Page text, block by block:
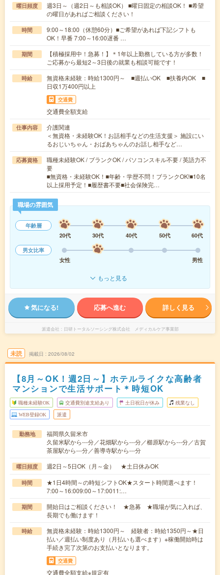
曜日頻度
週3日～（週2日～も相談OK） ■曜日固定の相談OK！ ■希望
の曜日があればご相談ください！
時間
9:00～18:00（休憩60分）■ご希望があれば下記シフトも
OK！早番 7:00～16:00遅番 …
期間
【積極採用中！急募！】＊1年以上勤務している方が多数！
ご応募から最短2～3日後の就業も相談可能です！
時給
無資格未経験：時給1300円～ ■週払いOK ■扶養内OK ■
日収1万400円以上
交通費
交通費全額支給
仕事内容
介護関連
＜無資格・未経験OK！お話相手などの生活支援＞ 施設にい
るおじいちゃん・おばあちゃんのお話し相手など…
応募資格
職種未経験OK / ブランクOK / パソコンスキル不要 / 英語力不
要
■無資格・未経験OK！■年齢・学歴不問！ブランクOK!■10名
以上採用予定！■履歴書不要■社会保険完…
職場の雰囲気
年齢層
20代
30代 40代 50代
60代
男女比率
女性
男性
もっと見る
気になる! 応募へ進む 詳しく見る
派遣会社 日研トータルソーシング株式会社 メディカルケア事業部
未読 掲載日 2026/08/02
【8月～OK！週2日～】ホテルライクな高齢者
マンションで生活サポート＊時短OK
職種未経験OK 交通費別途支給あり 土日祝日が休み 残業なし
WEB登録OK 派遣
勤務地
福岡県久留米市
久留米駅から---分／花畑駅から---分／櫛原駅から---分／古賀
茶屋駅から---分／善導寺駅から---分
曜日頻度 週2日～5日OK（月～金） ★土日休みOK
時間
★1日4時間～の時短シフトOK★スタート時間選べます！
7:00～16:009:00～17:0011:…
期間
開始日はご相談ください！ ★急募 ★職場が気に入れば、
長期でも働けます！
時給
無資格未経験：時給1300円～ 経験者：時給1350円～★日
払い／週払い制度あり（月払いも選べます）※稼働開始時は
手続き完了次第のお支払いとなります。
交通費
交通費全額支給※規定有